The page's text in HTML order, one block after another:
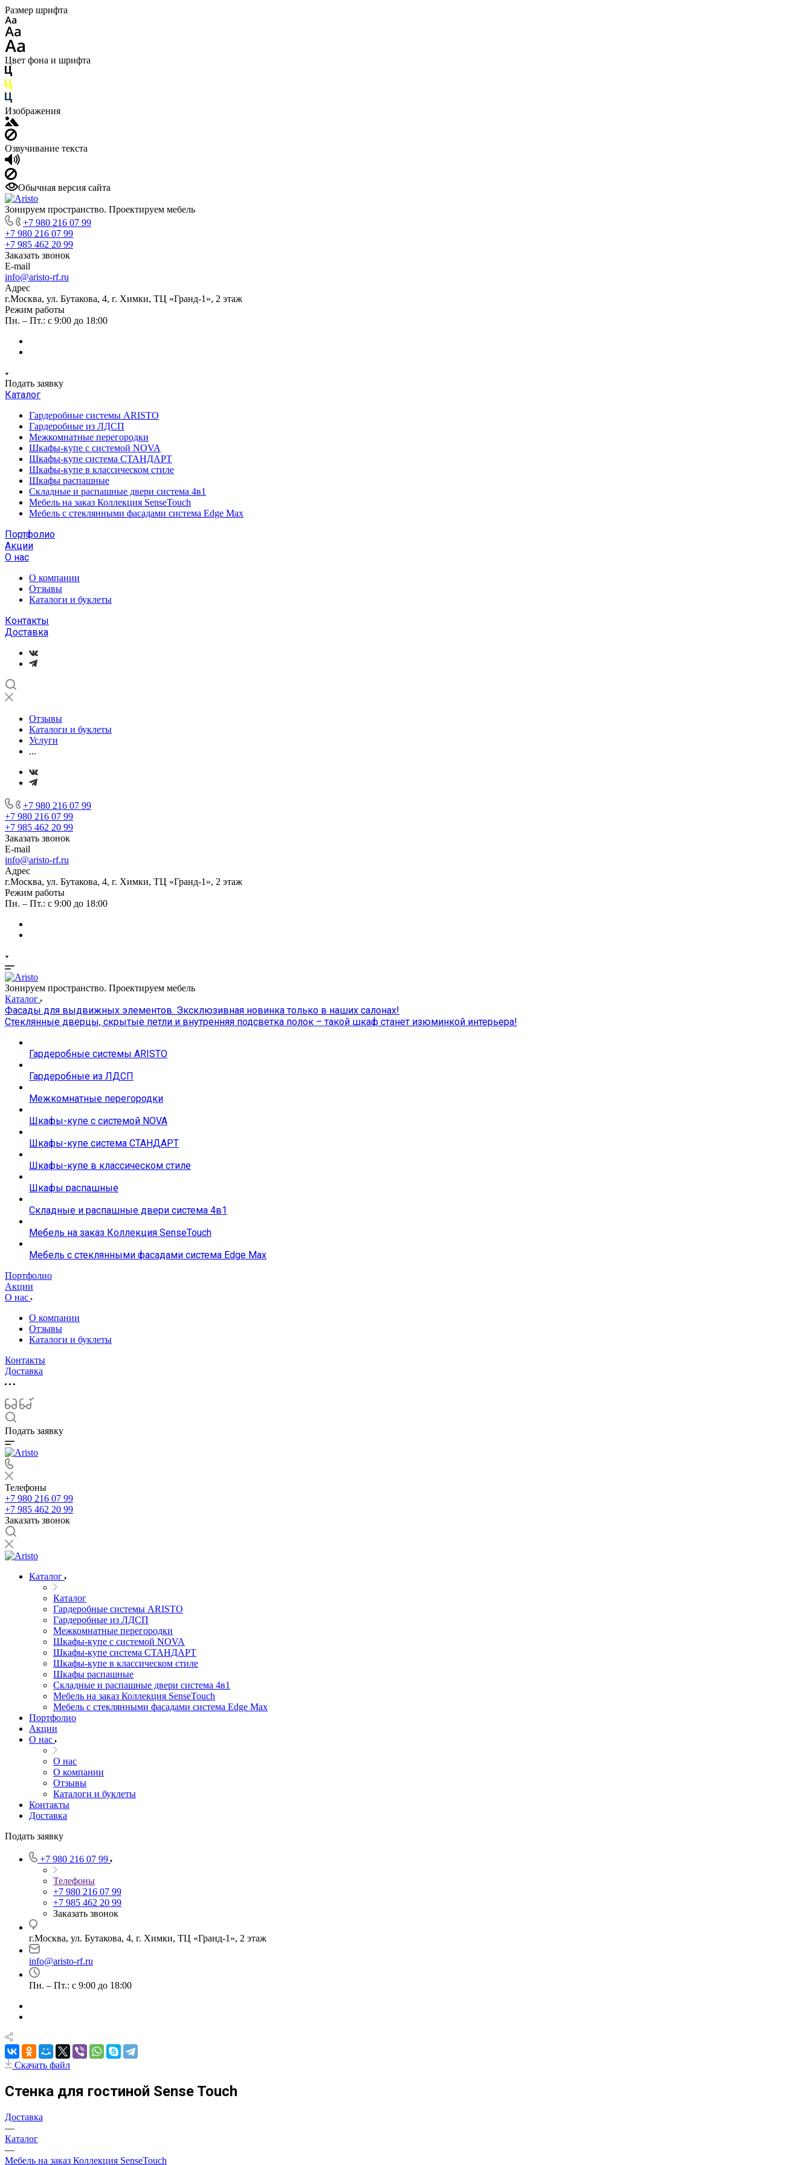
Размер шрифта
Цвет фона и шрифта
Изображения
Озвучивание текста
Обычная версия сайта
Зонируем пространство. Проектируем мебель
+7 980 216 07 99
+7 980 216 07 99
+7 985 462 20 99
Заказать звонок
E-mail
info@aristo-rf.ru
Адрес
г.Москва, ул. Бутакова, 4, г. Химки, ТЦ «Гранд-1», 2 этаж
Режим работы
Пн. – Пт.: с 9:00 до 18:00
Подать заявку
Каталог
Гардеробные системы ARISTO
Гардеробные из ЛДСП
Межкомнатные перегородки
Шкафы-купе с системой NOVA
Шкафы-купе система СТАНДАРТ
Шкафы-купе в классическом стиле
Шкафы распашные
Складные и распашные двери система 4в1
Мебель на заказ Коллекция SenseTouch
Мебель с стеклянными фасадами система Edge Max
Портфолио
Акции
О нас
О компании
Отзывы
Каталоги и буклеты
Контакты
Доставка
Отзывы
Каталоги и буклеты
Услуги
...
+7 980 216 07 99
+7 980 216 07 99
+7 985 462 20 99
Заказать звонок
E-mail
info@aristo-rf.ru
Адрес
г.Москва, ул. Бутакова, 4, г. Химки, ТЦ «Гранд-1», 2 этаж
Режим работы
Пн. – Пт.: с 9:00 до 18:00
Зонируем пространство. Проектируем мебель
Каталог
Фасады для выдвижных элементов. Эксклюзивная новинка только в наших салонах!
Стеклянные дверцы, скрытые петли и внутренняя подсветка полок – такой шкаф станет изюминкой интерьера!
Гардеробные системы ARISTO
Гардеробные из ЛДСП
Межкомнатные перегородки
Шкафы-купе с системой NOVA
Шкафы-купе система СТАНДАРТ
Шкафы-купе в классическом стиле
Шкафы распашные
Складные и распашные двери система 4в1
Мебель на заказ Коллекция SenseTouch
Мебель с стеклянными фасадами система Edge Max
Портфолио
Акции
О нас
О компании
Отзывы
Каталоги и буклеты
Контакты
Доставка
Подать заявку
Телефоны
+7 980 216 07 99
+7 985 462 20 99
Заказать звонок
Каталог
Каталог
Гардеробные системы ARISTO
Гардеробные из ЛДСП
Межкомнатные перегородки
Шкафы-купе с системой NOVA
Шкафы-купе система СТАНДАРТ
Шкафы-купе в классическом стиле
Шкафы распашные
Складные и распашные двери система 4в1
Мебель на заказ Коллекция SenseTouch
Мебель с стеклянными фасадами система Edge Max
Портфолио
Акции
О нас
О нас
О компании
Отзывы
Каталоги и буклеты
Контакты
Доставка
Подать заявку
+7 980 216 07 99
Телефоны
+7 980 216 07 99
+7 985 462 20 99
Заказать звонок
г.Москва, ул. Бутакова, 4, г. Химки, ТЦ «Гранд-1», 2 этаж
info@aristo-rf.ru
Пн. – Пт.: с 9:00 до 18:00
Скачать файл
Стенка для гостиной Sense Touch
Доставка
—
Каталог
—
Мебель на заказ Коллекция SenseTouch